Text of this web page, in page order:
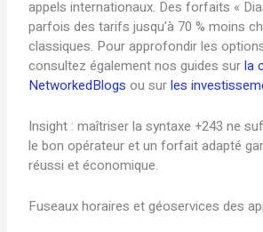
appels internationaux. Des forfaits «
parfois des tarifs jusqu’à 70 % moins
classiques. Pour approfondir les
consultez également nos guides surla
NetworkedBlogs ou surles
Insight : maîtriser la syntaxe +243 ne
le bon opérateur et un forfait adapté
réussi et économique.
Fuseaux horaires et géoservices des